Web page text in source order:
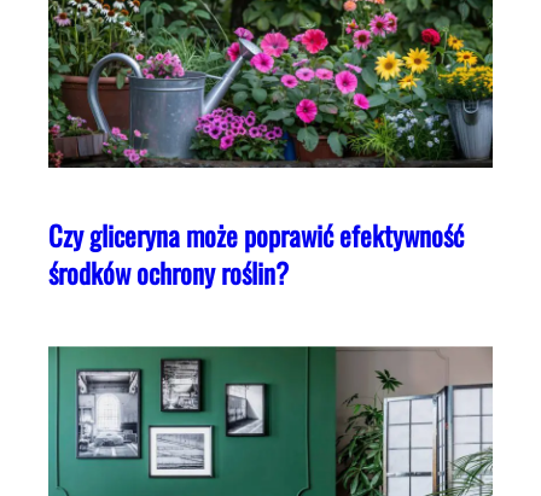
Czy gliceryna może poprawić efektywność
środków ochrony roślin?